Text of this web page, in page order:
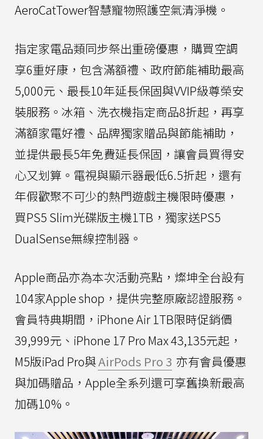
AeroCatTower智慧寵物照護空氣清淨機。
指定家電品類同步祭出重磅優惠，購買空調
享6重好康，包含滿額禮、政府節能補助最高
5,000元、最長10年延長保固與VVIP級尊榮安
裝服務。冰箱、洗衣機指定商品8折起，再享
滿額家電好禮、品牌獨家贈品與節能補助，
並提供最長5年免費延長保固，讓會員買得安
心又划算。電視與顯示器最低6.5折起，還有
年假歡聚不可少的熱門遊戲主機限時優惠，
買PS5 Slim光碟版主機1TB，獨家送PS5
DualSense無線控制器。
Apple商品亦為本次活動亮點，燦坤全台設有
104家Apple shop，提供完整原廠認證服務。
會員特典期間，iPhone Air 1TB限時促銷價
39,999元、iPhone 17 Pro Max 43,135元起，
M5版iPad Pro與AirPods Pro 3 亦有會員優惠
與加碼贈品，Apple全系列還可享舊換新最高
加碼10%。